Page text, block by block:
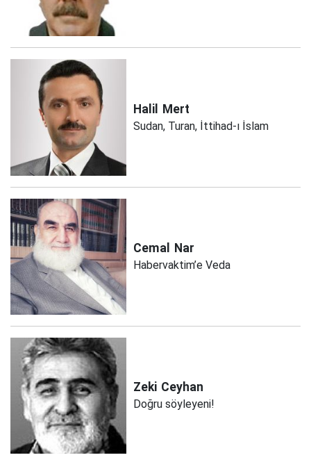
Halil Mert
Sudan, Turan, İttihad-ı İslam
Cemal Nar
Habervaktim’e Veda
Zeki Ceyhan
Doğru söyleyeni!